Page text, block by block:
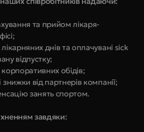
та прийом лікаря-
днів та оплачувані sick
відпустку;
обідів;
від партнерів компанії;
занять спортом.
завдяки: